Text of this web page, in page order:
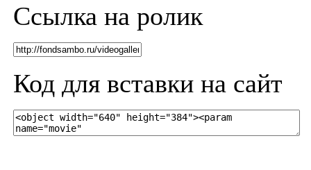
Ссылка на ролик
Код для вставки на сайт